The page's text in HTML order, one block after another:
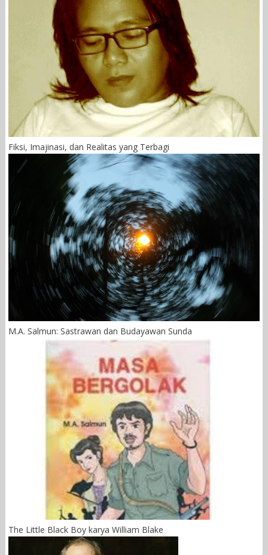
Fiksi, Imajinasi, dan Realitas yang Terbagi
M.A. Salmun: Sastrawan dan Budayawan Sunda
The Little Black Boy karya William Blake